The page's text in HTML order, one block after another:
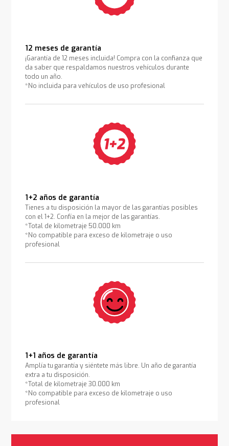
12 meses de garantía
¡Garantía de 12 meses incluida! Compra con la confianza que
da saber que respaldamos nuestros vehículos durante
todo un año.
*No incluida para vehículos de uso profesional
1+2 años de garantía
Tienes a tu disposición la mayor de las garantías posibles
con el 1+2. Confía en la mejor de las garantías.
*Total de kilometraje 50.000 km
*No compatible para exceso de kilometraje o uso
profesional
1+1 años de garantía
Amplía tu garantía y siéntete más libre. Un año de garantía
extra a tu disposición.
*Total de kilometraje 30.000 km
*No compatible para exceso de kilometraje o uso
profesional